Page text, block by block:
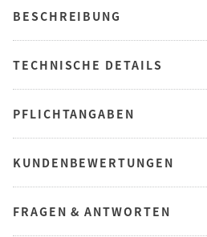
BESCHREIBUNG
TECHNISCHE DETAILS
PFLICHTANGABEN
KUNDENBEWERTUNGEN
FRAGEN & ANTWORTEN